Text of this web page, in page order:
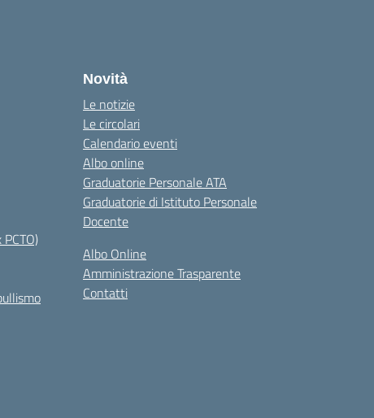
Novità
Le notizie
Le circolari
Calendario eventi
Albo online
Graduatorie Personale ATA
Graduatorie di Istituto Personale
Docente
Albo Online
Amministrazione Trasparente
Contatti